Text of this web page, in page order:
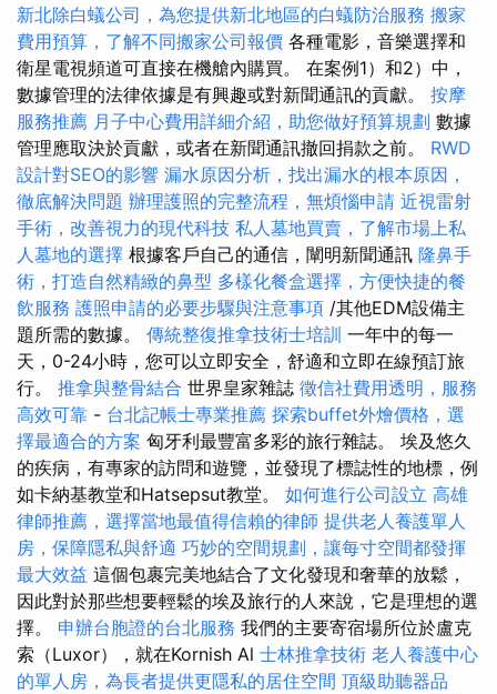
新北除白蟻公司，為您提供新北地區的白蟻防治服務 搬家
費用預算，了解不同搬家公司報價 各種電影，音樂選擇和
衛星電視頻道可直接在機艙內購買。 在案例1）和2）中，
數據管理的法律依據是有興趣或對新聞通訊的貢獻。 按摩
服務推薦 月子中心費用詳細介紹，助您做好預算規劃 數據
管理應取決於貢獻，或者在新聞通訊撤回捐款之前。 RWD
設計對SEO的影響 漏水原因分析，找出漏水的根本原因，
徹底解決問題 辦理護照的完整流程，無煩惱申請 近視雷射
手術，改善視力的現代科技 私人墓地買賣，了解市場上私
人墓地的選擇 根據客戶自己的通信，闡明新聞通訊 隆鼻手
術，打造自然精緻的鼻型 多樣化餐盒選擇，方便快捷的餐
飲服務 護照申請的必要步驟與注意事項 /其他EDM設備主
題所需的數據。 傳統整復推拿技術士培訓 一年中的每一
天，0-24小時，您可以立即安全，舒適和立即在線預訂旅
行。 推拿與整骨結合 世界皇家雜誌 徵信社費用透明，服務
高效可靠 - 台北記帳士專業推薦 探索buffet外燴價格，選
擇最適合的方案 匈牙利最豐富多彩的旅行雜誌。 埃及悠久
的疾病，有專家的訪問和遊覽，並發現了標誌性的地標，例
如卡納基教堂和Hatsepsut教堂。 如何進行公司設立 高雄
律師推薦，選擇當地最值得信賴的律師 提供老人養護單人
房，保障隱私與舒適 巧妙的空間規劃，讓每寸空間都發揮
最大效益 這個包裹完美地結合了文化發現和奢華的放鬆，
因此對於那些想要輕鬆的埃及旅行的人來說，它是理想的選
擇。 申辦台胞證的台北服務 我們的主要寄宿場所位於盧克
索（Luxor），就在Kornish Al 士林推拿技術 老人養護中心
的單人房，為長者提供更隱私的居住空間 頂級助聽器品